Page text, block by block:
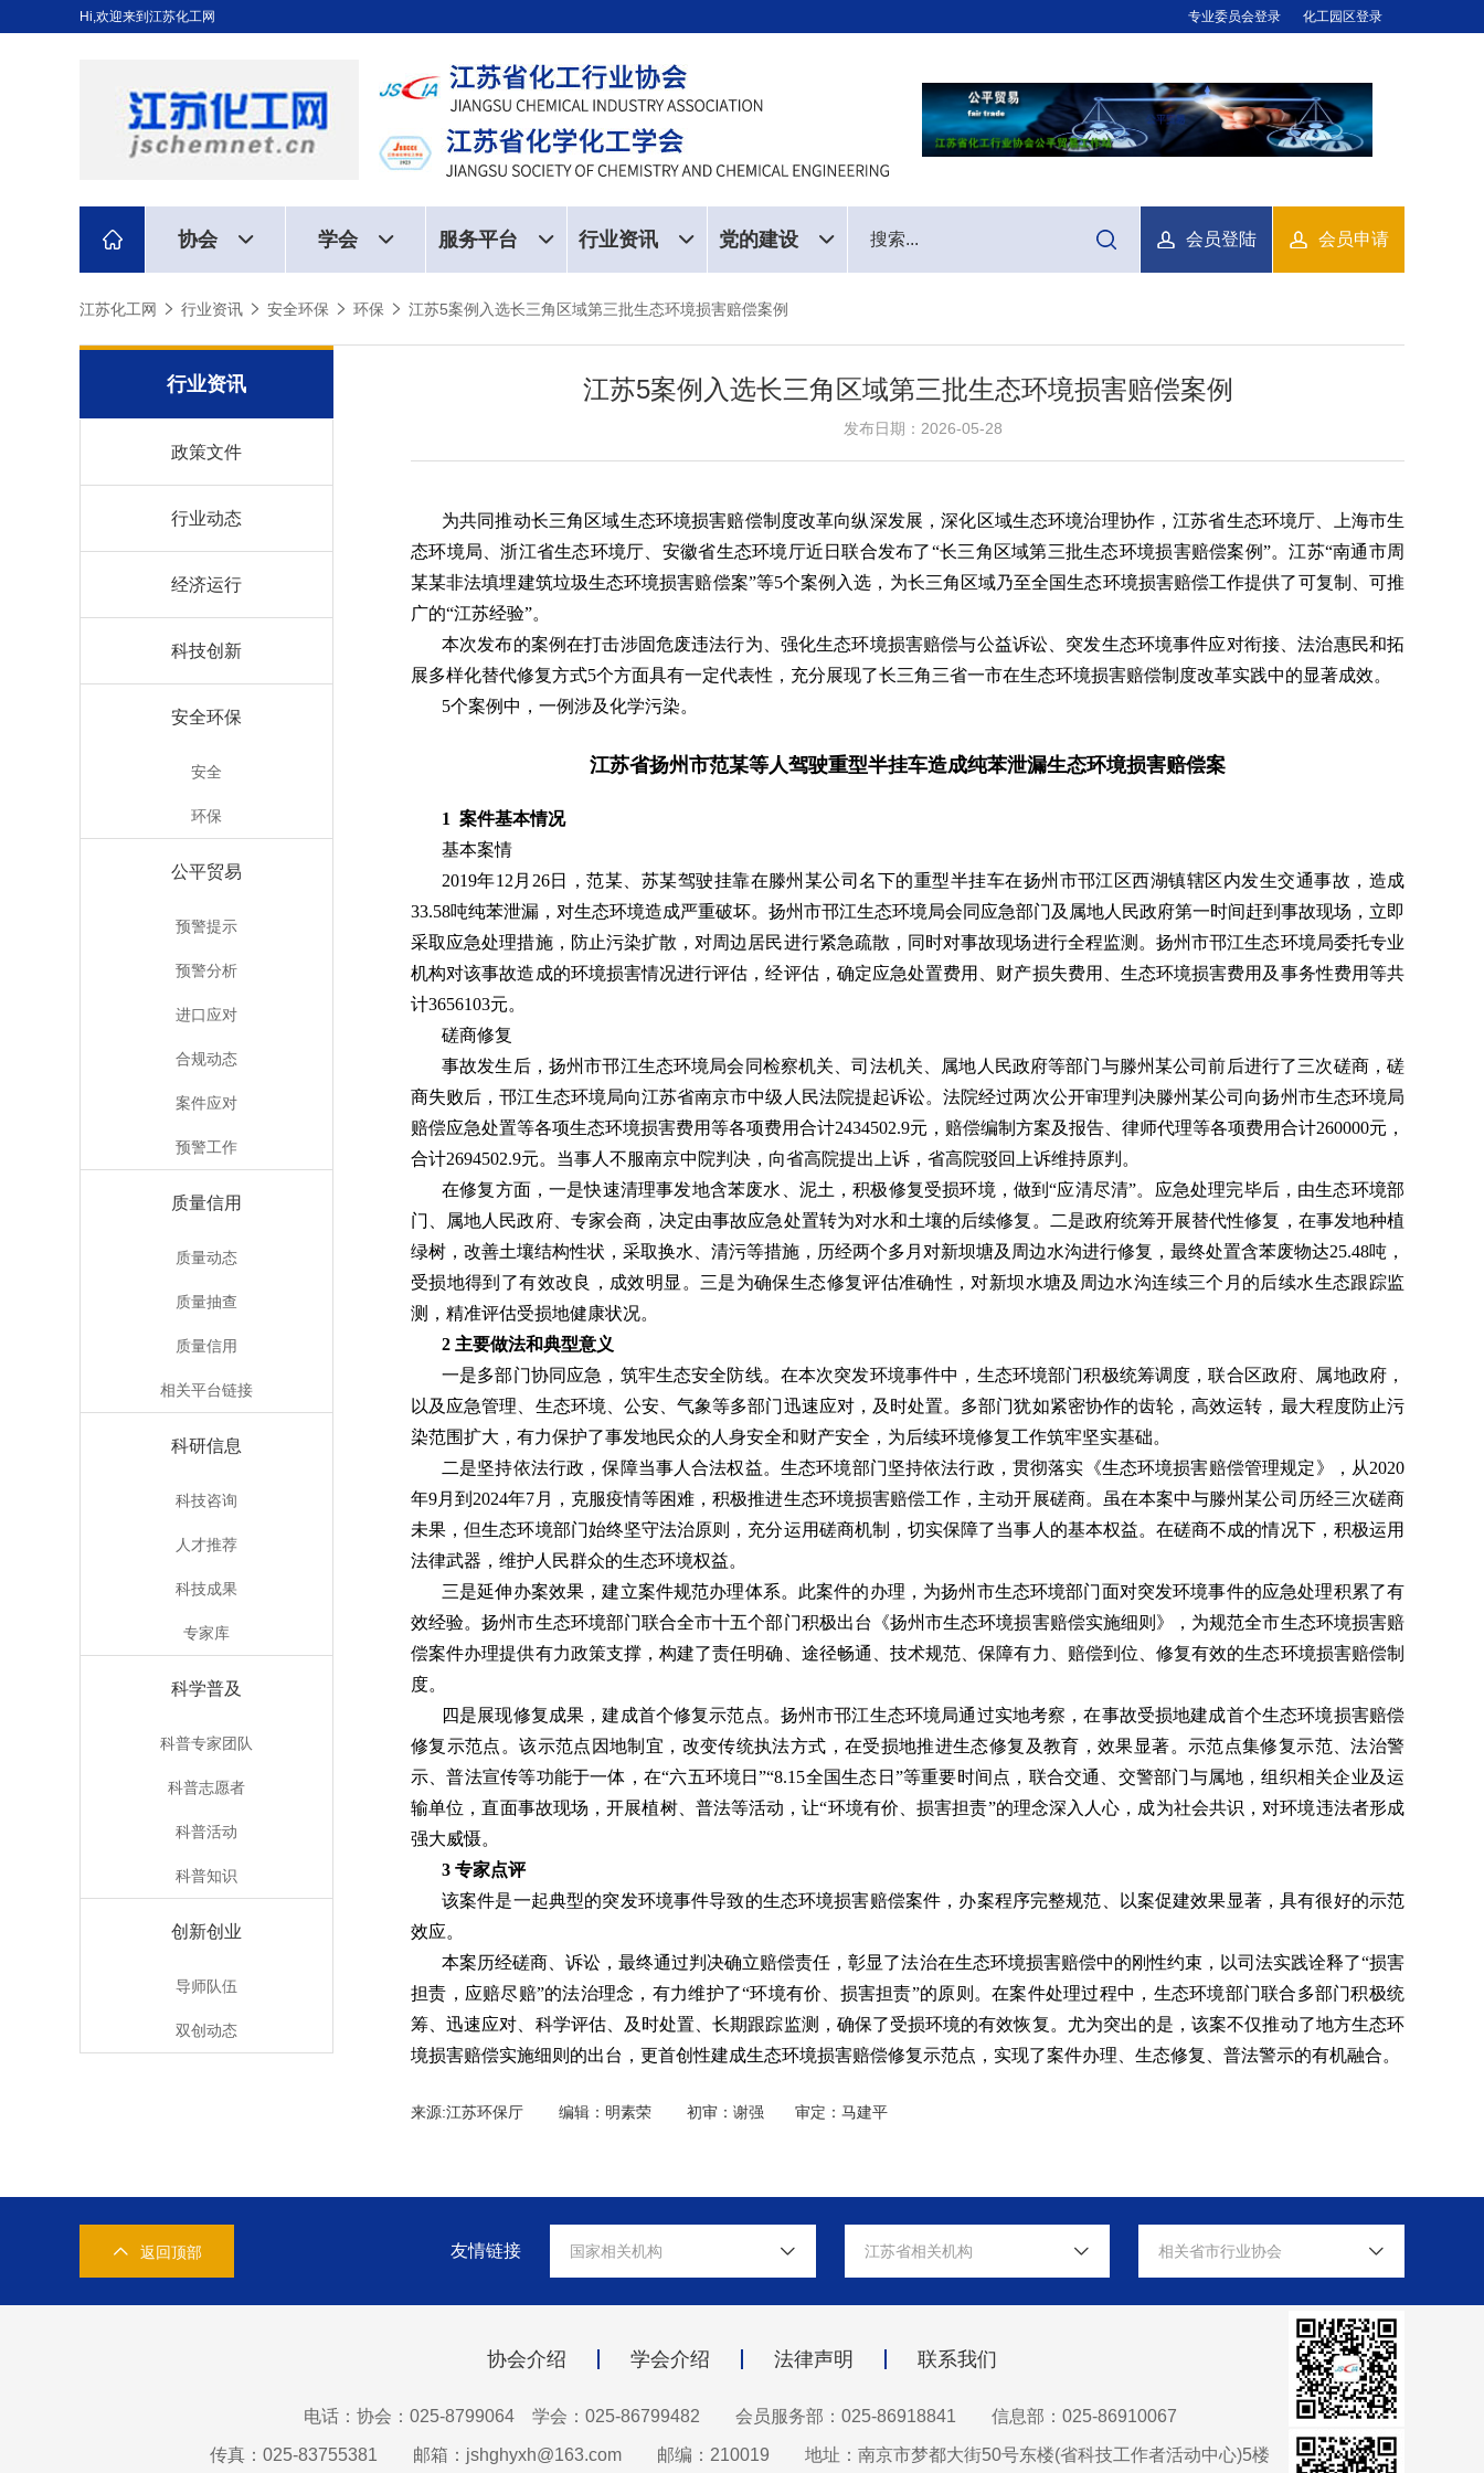
Hi,欢迎来到江苏化工网 化工园区登录
专业委员会登录
协会 学会 服务平台 行业资讯 党的建设 会员登陆 会员申请
江苏化工网 行业资讯 安全环保 环保 江苏5案例入选长三角区域第三批生态环境损害赔偿案例
行业资讯
政策文件
行业动态
经济运行
科技创新
安全环保
安全
环保
公平贸易
预警提示
预警分析
进口应对
合规动态
案件应对
预警工作
质量信用
质量动态
质量抽查
质量信用
相关平台链接
科研信息
科技咨询
人才推荐
科技成果
专家库
科学普及
科普专家团队
科普志愿者
科普活动
科普知识
创新创业
导师队伍
双创动态
江苏5案例入选长三角区域第三批生态环境损害赔偿案例
发布日期：2026-05-28
为共同推动长三角区域生态环境损害赔偿制度改革向纵深发展，深化区域生态环境治理协作，江苏省生态环境厅、上海市生
态环境局、浙江省生态环境厅、安徽省生态环境厅近日联合发布了“长三角区域第三批生态环境损害赔偿案例”。江苏“南通市周
某某非法填埋建筑垃圾生态环境损害赔偿案”等5个案例入选，为长三角区域乃至全国生态环境损害赔偿工作提供了可复制、可推
广的“江苏经验”。
本次发布的案例在打击涉固危废违法行为、强化生态环境损害赔偿与公益诉讼、突发生态环境事件应对衔接、法治惠民和拓
展多样化替代修复方式5个方面具有一定代表性，充分展现了长三角三省一市在生态环境损害赔偿制度改革实践中的显著成效。
5个案例中，一例涉及化学污染。
江苏省扬州市范某等人驾驶重型半挂车造成纯苯泄漏生态环境损害赔偿案
1 案件基本情况
基本案情
2019年12月26日，范某、苏某驾驶挂靠在滕州某公司名下的重型半挂车在扬州市邗江区西湖镇辖区内发生交通事故，造成
33.58吨纯苯泄漏，对生态环境造成严重破坏。扬州市邗江生态环境局会同应急部门及属地人民政府第一时间赶到事故现场，立即
采取应急处理措施，防止污染扩散，对周边居民进行紧急疏散，同时对事故现场进行全程监测。扬州市邗江生态环境局委托专业
机构对该事故造成的环境损害情况进行评估，经评估，确定应急处置费用、财产损失费用、生态环境损害费用及事务性费用等共
计3656103元。
磋商修复
事故发生后，扬州市邗江生态环境局会同检察机关、司法机关、属地人民政府等部门与滕州某公司前后进行了三次磋商，磋
商失败后，邗江生态环境局向江苏省南京市中级人民法院提起诉讼。法院经过两次公开审理判决滕州某公司向扬州市生态环境局
赔偿应急处置等各项生态环境损害费用等各项费用合计2434502.9元，赔偿编制方案及报告、律师代理等各项费用合计260000元，
合计2694502.9元。当事人不服南京中院判决，向省高院提出上诉，省高院驳回上诉维持原判。
在修复方面，一是快速清理事发地含苯废水、泥土，积极修复受损环境，做到“应清尽清”。应急处理完毕后，由生态环境部
门、属地人民政府、专家会商，决定由事故应急处置转为对水和土壤的后续修复。二是政府统筹开展替代性修复，在事发地种植
绿树，改善土壤结构性状，采取换水、清污等措施，历经两个多月对新坝塘及周边水沟进行修复，最终处置含苯废物达25.48吨，
受损地得到了有效改良，成效明显。三是为确保生态修复评估准确性，对新坝水塘及周边水沟连续三个月的后续水生态跟踪监
测，精准评估受损地健康状况。
2 主要做法和典型意义
一是多部门协同应急，筑牢生态安全防线。在本次突发环境事件中，生态环境部门积极统筹调度，联合区政府、属地政府，
以及应急管理、生态环境、公安、气象等多部门迅速应对，及时处置。多部门犹如紧密协作的齿轮，高效运转，最大程度防止污
染范围扩大，有力保护了事发地民众的人身安全和财产安全，为后续环境修复工作筑牢坚实基础。
二是坚持依法行政，保障当事人合法权益。生态环境部门坚持依法行政，贯彻落实《生态环境损害赔偿管理规定》，从2020
年9月到2024年7月，克服疫情等困难，积极推进生态环境损害赔偿工作，主动开展磋商。虽在本案中与滕州某公司历经三次磋商
未果，但生态环境部门始终坚守法治原则，充分运用磋商机制，切实保障了当事人的基本权益。在磋商不成的情况下，积极运用
法律武器，维护人民群众的生态环境权益。
三是延伸办案效果，建立案件规范办理体系。此案件的办理，为扬州市生态环境部门面对突发环境事件的应急处理积累了有
效经验。扬州市生态环境部门联合全市十五个部门积极出台《扬州市生态环境损害赔偿实施细则》，为规范全市生态环境损害赔
偿案件办理提供有力政策支撑，构建了责任明确、途径畅通、技术规范、保障有力、赔偿到位、修复有效的生态环境损害赔偿制
度。
四是展现修复成果，建成首个修复示范点。扬州市邗江生态环境局通过实地考察，在事故受损地建成首个生态环境损害赔偿
修复示范点。该示范点因地制宜，改变传统执法方式，在受损地推进生态修复及教育，效果显著。示范点集修复示范、法治警
示、普法宣传等功能于一体，在“六五环境日”“8.15全国生态日”等重要时间点，联合交通、交警部门与属地，组织相关企业及运
输单位，直面事故现场，开展植树、普法等活动，让“环境有价、损害担责”的理念深入人心，成为社会共识，对环境违法者形成
强大威慑。
3 专家点评
该案件是一起典型的突发环境事件导致的生态环境损害赔偿案件，办案程序完整规范、以案促建效果显著，具有很好的示范
效应。
本案历经磋商、诉讼，最终通过判决确立赔偿责任，彰显了法治在生态环境损害赔偿中的刚性约束，以司法实践诠释了“损害
担责，应赔尽赔”的法治理念，有力维护了“环境有价、损害担责”的原则。在案件处理过程中，生态环境部门联合多部门积极统
筹、迅速应对、科学评估、及时处置、长期跟踪监测，确保了受损环境的有效恢复。尤为突出的是，该案不仅推动了地方生态环
境损害赔偿实施细则的出台，更首创性建成生态环境损害赔偿修复示范点，实现了案件办理、生态修复、普法警示的有机融合。
来源:江苏环保厅 编辑：明素荣 初审：谢强 审定：马建平
返回顶部 友情链接 国家相关机构 江苏省相关机构 相关省市行业协会
协会介绍 学会介绍 法律声明 联系我们
电话：协会：025-8799064 学会：025-86799482 会员服务部：025-86918841 信息部：025-86910067
传真：025-83755381 邮箱：jshghyxh@163.com 邮编：210019 地址：南京市梦都大街50号东楼(省科技工作者活动中心)5楼